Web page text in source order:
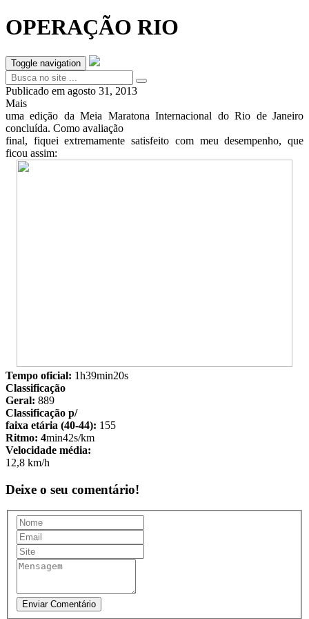
OPERAÇÃO RIO
Toggle navigation
Publicado em agosto 31, 2013
Mais
uma edição da Meia Maratona Internacional do Rio de Janeiro
concluída. Como avaliação
final, fiquei extremamente satisfeito com meu desempenho, que
ficou assim:
Tempo oficial: 1h39min20s
Classificação
Geral: 889
Classificação p/
faixa etária (40-44): 155
Ritmo: 4min42s/km
Velocidade média:
12,8 km/h
Deixe o seu comentário!